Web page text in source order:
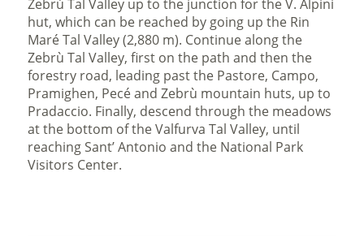
Zebrù Tal Valley up to the junction for the V. Alpini
hut, which can be reached by going up the Rin
Maré Tal Valley (2,880 m). Continue along the
Zebrù Tal Valley, first on the path and then the
forestry road, leading past the Pastore, Campo,
Pramighen, Pecé and Zebrù mountain huts, up to
Pradaccio. Finally, descend through the meadows
at the bottom of the Valfurva Tal Valley, until
reaching Sant’ Antonio and the National Park
Visitors Center.